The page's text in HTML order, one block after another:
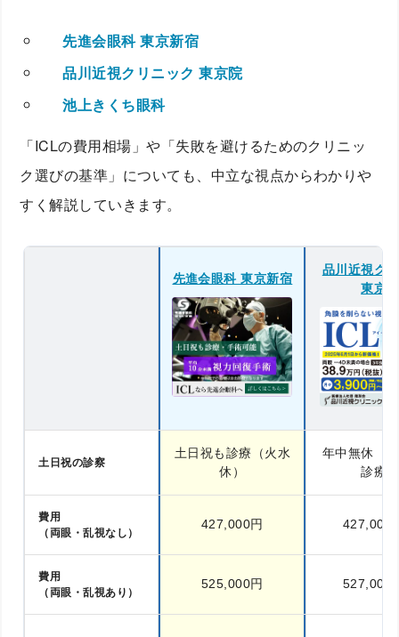
先進会眼科 東京新宿
品川近視クリニック 東京院
池上きくち眼科
「ICLの費用相場」や「失敗を避けるためのクリニッ
ク選びの基準」についても、中立な視点からわかりや
すく解説していきます。
先進会眼科 東京新宿
品川近視ク
東京院
土日祝の診察
土日祝も診療（火水
休）
年中無休（
診療）
費用
（両眼・乱視なし）
427,000円 427,000
費用
（両眼・乱視あり）
525,000円 527,000